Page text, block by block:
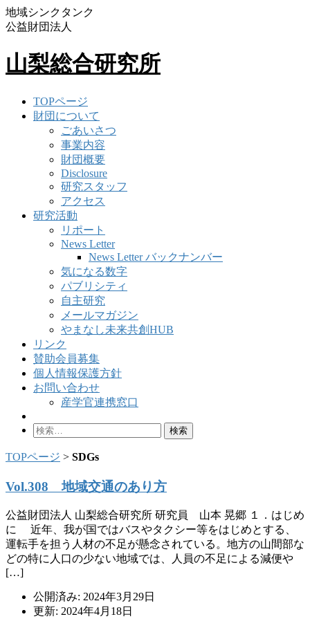
地域シンクタンク
公益財団法人
山梨総合研究所
TOPページ
財団について
ごあいさつ
事業内容
財団概要
Disclosure
研究スタッフ
アクセス
研究活動
リポート
News Letter
News Letter バックナンバー
気になる数字
パブリシティ
自主研究
メールマガジン
やまなし未来共創HUB
リンク
賛助会員募集
個人情報保護方針
お問い合わせ
産学官連携窓口
検
TOPページ > SDGs
Vol.308 地域交通のあり方
公益財団法人 山梨総合研究所 研究員 山本 晃郷 １．はじめ
に 近年、我が国ではバスやタクシー等をはじめとする、
運転手を担う人材の不足が懸念されている。地方の山間部な
どの特に人口の少ない地域では、人員の不足による減便や
[…]
公開済み: 2024年3月29日
更新: 2024年4月18日